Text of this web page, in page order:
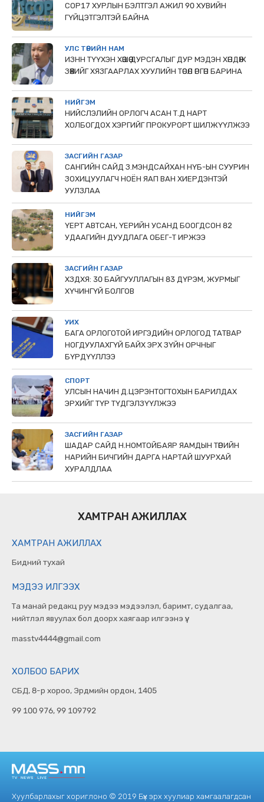
COP17 ХУРЛЫН БЭЛТГЭЛ АЖИЛ 90 ХУВИЙН
ГҮЙЦЭТГЭЛТЭЙ БАЙНА
УЛС ТӨРИЙН НАМ
ИЗНН ТҮҮХЭН ХӨШӨӨ ДУРСГАЛЫГ ДУР МЭДЭН ХӨНДӨЖ
ЗӨӨХИЙГ ХЯЗГААРЛАХ ХУУЛИЙН ТӨСӨЛ ӨРГӨН БАРИНА
НИЙГЭМ
НИЙСЛЭЛИЙН ОРЛОГЧ АСАН Т.Д НАРТ
ХОЛБОГДОХ ХЭРГИЙГ ПРОКУРОРТ ШИЛЖҮҮЛЖЭЭ
ЗАСГИЙН ГАЗАР
САНГИЙН САЙД З.МЭНДСАЙХАН НҮБ-ЫН СУУРИН
ЗОХИЦУУЛАГЧ НОЁН ЯАП ВАН ХИЕРДЭНТЭЙ
УУЛЗЛАА
НИЙГЭМ
ҮЕРТ АВТСАН, ҮЕРИЙН УСАНД БООГДСОН 82
УДААГИЙН ДУУДЛАГА ОБЕГ-Т ИРЖЭЭ
ЗАСГИЙН ГАЗАР
ХЗДХЯ: 30 БАЙГУУЛЛАГЫН 83 ДҮРЭМ, ЖУРМЫГ
ХҮЧИНГҮЙ БОЛГОВ
УИХ
БАГА ОРЛОГОТОЙ ИРГЭДИЙН ОРЛОГОД ТАТВАР
НОГДУУЛАХГҮЙ БАЙХ ЭРХ ЗҮЙН ОРЧНЫГ
БҮРДҮҮЛЛЭЭ
СПОРТ
УЛСЫН НАЧИН Д.ЦЭРЭНТОГТОХЫН БАРИЛДАХ
ЭРХИЙГ ТҮР ТҮДГЭЛЗҮҮЛЖЭЭ
ЗАСГИЙН ГАЗАР
ШАДАР САЙД Н.НОМТОЙБАЯР ЯАМДЫН ТӨРИЙН
НАРИЙН БИЧГИЙН ДАРГА НАРТАЙ ШУУРХАЙ
ХУРАЛДЛАА
ХАМТРАН АЖИЛЛАХ
ХАМТРАН АЖИЛЛАХ
Бидний тухай
МЭДЭЭ ИЛГЭЭХ
Та манай редакц руу мэдээ мэдээлэл, баримт, судалгаа,
нийтлэл явуулах бол доорх хаягаар илгээнэ үү.
masstv4444@gmail.com
ХОЛБОО БАРИХ
СБД, 8-р хороо, Эрдмийн ордон, 1405
99 100 976, 99 109792
Хуулбарлахыг хориглоно © 2019 Бүх эрх хуулиар хамгаалагдсан